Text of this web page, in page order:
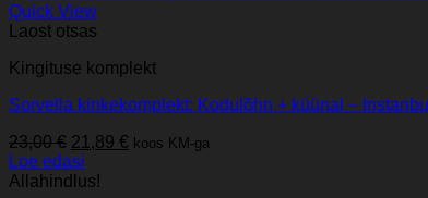
Quick View
Laost otsas
Kingituse komplekt
Sorvella kinkekomplekt: Kodulõhn + küünal – Instanbul
23,00€ Algne
hind
oli:
21,89 € Praegune
koos KM-ga
Loe edasi
Allahindlus!